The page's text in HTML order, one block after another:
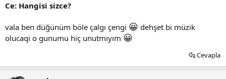
Ce: Hangisi sizce?
vala ben düğünüm böle çalgı çengi 😀 dehşet bi müzik
olucaqi o gunumu hiç unutmıyım 😀
Cevapla